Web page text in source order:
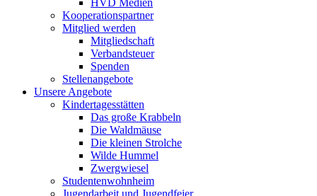
HVD Medien
Kooperationspartner
Mitglied werden
Mitgliedschaft
Verbandsteuer
Spenden
Stellenangebote
Unsere Angebote
Kindertagesstätten
Das große Krabbeln
Die Waldmäuse
Die kleinen Strolche
Wilde Hummel
Zwergwiesel
Studentenwohnheim
Jugendarbeit und Jugendfeier